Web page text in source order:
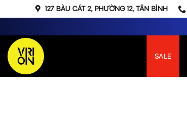
qua
dung
127 BÀU CÁT 2, PHƯỜNG 12, TÂN BÌNH
SALE